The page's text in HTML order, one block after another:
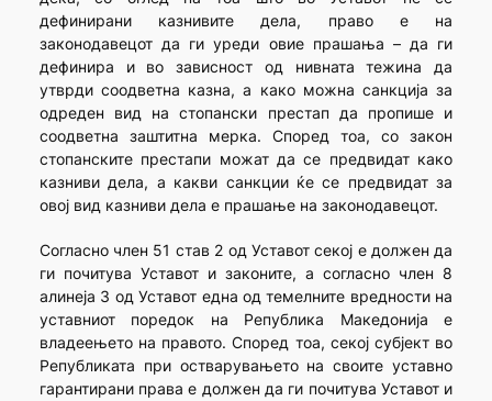
дефинирани казнивите дела, право е на
законодавецот да ги уреди овие прашања – да ги
дефинира и во зависност од нивната тежина да
утврди соодветна казна, а како можна санкција за
одреден вид на стопански престап да пропише и
соодветна заштитна мерка. Според тоа, со закон
стопанските престапи можат да се предвидат како
казниви дела, а какви санкции ќе се предвидат за
овој вид казниви дела е прашање на законодавецот.
Согласно член 51 став 2 од Уставот секој е должен да
ги почитува Уставот и законите, а согласно член 8
алинеја 3 од Уставот една од темелните вредности на
уставниот поредок на Република Македонија е
владеењето на правото. Според тоа, секој субјект во
Републиката при остварувањето на своите уставно
гарантирани права е должен да ги почитува Уставот и